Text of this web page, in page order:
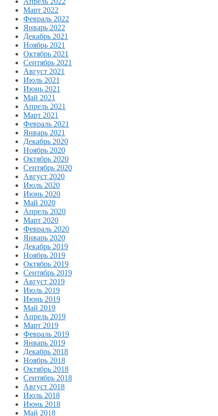
Март 2022
Февраль 2022
Январь 2022
Декабрь 2021
Ноябрь 2021
Октябрь 2021
Сентябрь 2021
Август 2021
Июль 2021
Июнь 2021
Май 2021
Апрель 2021
Март 2021
Февраль 2021
Январь 2021
Декабрь 2020
Ноябрь 2020
Октябрь 2020
Сентябрь 2020
Август 2020
Июль 2020
Июнь 2020
Май 2020
Апрель 2020
Март 2020
Февраль 2020
Январь 2020
Декабрь 2019
Ноябрь 2019
Октябрь 2019
Сентябрь 2019
Август 2019
Июль 2019
Июнь 2019
Май 2019
Апрель 2019
Март 2019
Февраль 2019
Январь 2019
Декабрь 2018
Ноябрь 2018
Октябрь 2018
Сентябрь 2018
Август 2018
Июль 2018
Июнь 2018
Май 2018